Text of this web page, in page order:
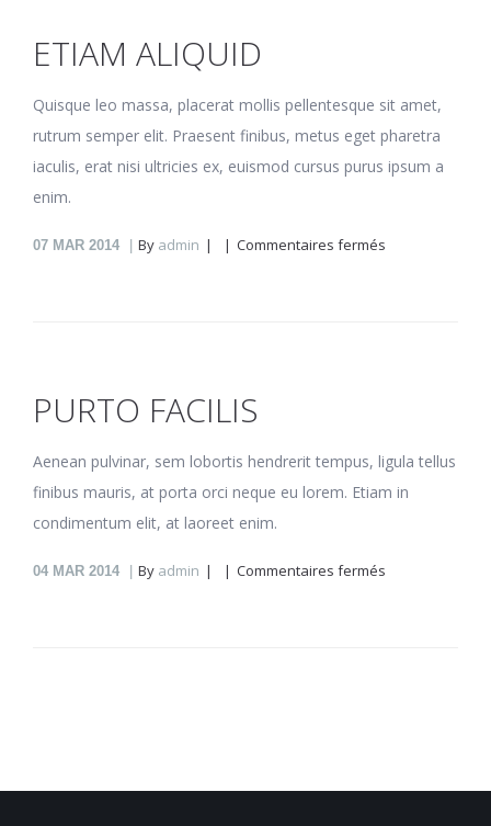
ETIAM ALIQUID
Quisque leo massa, placerat mollis pellentesque sit amet,
rutrum semper elit. Praesent finibus, metus eget pharetra
iaculis, erat nisi ultricies ex, euismod cursus purus ipsum a
enim.
07 MAR 2014 By admin Commentaires fermés
PURTO FACILIS
Aenean pulvinar, sem lobortis hendrerit tempus, ligula tellus
finibus mauris, at porta orci neque eu lorem. Etiam in
condimentum elit, at laoreet enim.
04 MAR 2014 By admin Commentaires fermés